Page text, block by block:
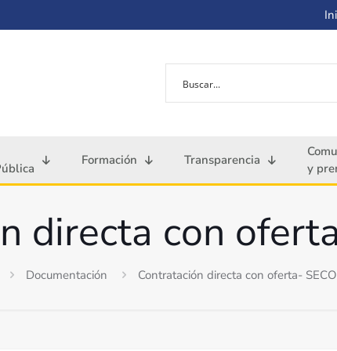
Formación Transparencia
y
directa con
Documentación Contratación directa con oferta-